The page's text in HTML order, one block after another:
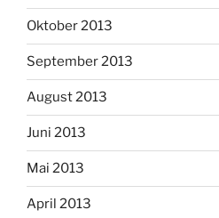
Oktober 2013
September 2013
August 2013
Juni 2013
Mai 2013
April 2013